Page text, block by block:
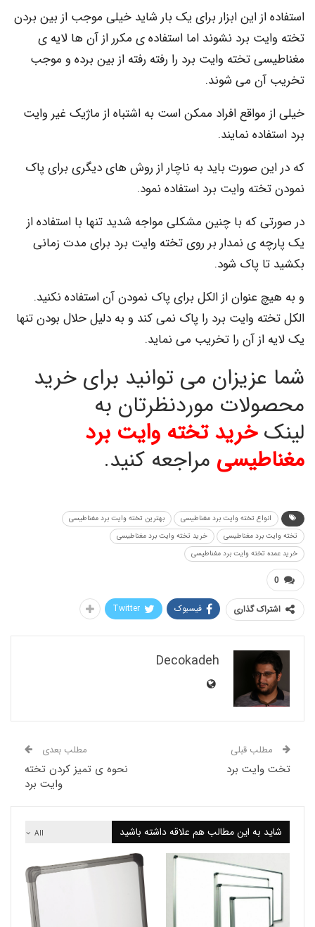
از این ابزار برای یک بار شاید خیلی موجب از بین بردن
برد نشوند اما استفاده ی مکرر از آن ها لایه ی
تخته وایت برد را رفته رفته از بین برده و موجب
می شوند.
افراد ممکن است به اشتباه از ماژیک غیر وایت
نمایند.
صورت باید به ناچار از روش های دیگری برای پاک
وایت برد استفاده نمود.
که با چنین مشکلی مواجه شدید تنها با استفاده از
ی نمدار بر روی تخته وایت برد برای مدت زمانی
پاک شود.
عنوان از الکل برای پاک نمودن آن استفاده نکنید.
وایت برد را پاک نمی کند و به دلیل حلال بودن تنها
آن را تخریب می نماید.
می توانید برای خرید
موردنظرتان به
خرید تخته وایت برد
مراجعه کنید.
تخته وایت برد مغناطیسی
بهترین تخته وایت برد مغناطیسی
برد مغناطیسی
خرید تخته وایت برد مغناطیسی
تخته وایت برد مغناطیسی
گذاری فیسبوک Twitter
Decokadeh
قبلی
برد
مطلب بعدی
نحوه ی تمیز کردن تخته
به این مطالب هم علاقه داشته باشید